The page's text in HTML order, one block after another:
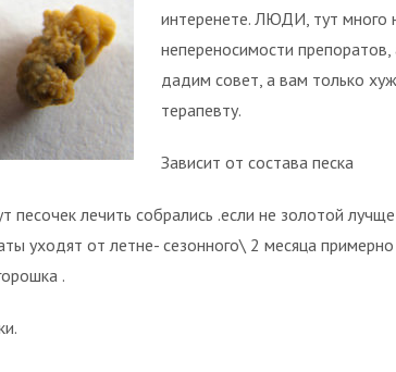
интеренете. ЛЮДИ, тут много
непереносимости
дадим совет, а вам только
терапевту.
Зависит от состава песка
песочек лечить собрались .если не золотой
уходят от летне- сезонного\ 2 месяца
.